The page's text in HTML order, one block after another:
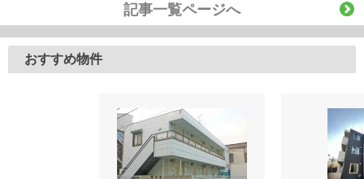
記事一覧ページへ
おすすめ物件